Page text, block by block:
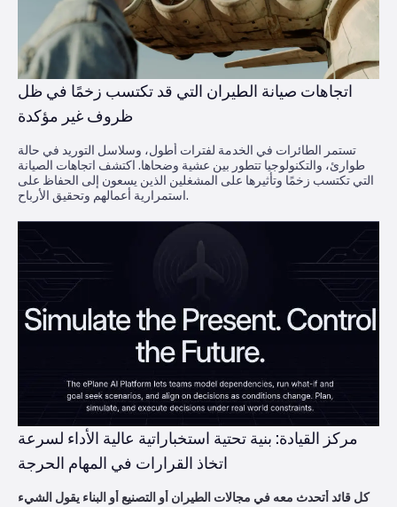
اتجاهات صيانة الطيران التي قد تكتسب زخمًا في ظل
ظروف غير مؤكدة
تستمر الطائرات في الخدمة لفترات أطول، وسلاسل التوريد في حالة
طوارئ، والتكنولوجيا تتطور بين عشية وضحاها. اكتشف اتجاهات الصيانة
التي تكتسب زخمًا وتأثيرها على المشغلين الذين يسعون إلى الحفاظ على
استمرارية أعمالهم وتحقيق الأرباح.
مركز القيادة: بنية تحتية استخباراتية عالية الأداء لسرعة
اتخاذ القرارات في المهام الحرجة
كل قائد أتحدث معه في مجالات الطيران أو التصنيع أو البناء يقول الشيء